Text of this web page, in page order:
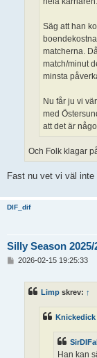
Säg att han
matcherna.
match/minut
minsta
Nu får ju vi
med
att det är
Och Folk klagar
Fast nu vet vi väl
DIF_dif
Silly Season 2025/
2026-02-15 19:25:33
Limp skrev: ↑
Knickedick
Han kan